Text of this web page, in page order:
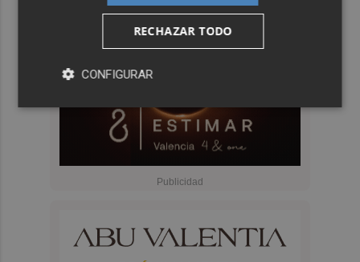
RECHAZAR TODO
CONFIGURAR